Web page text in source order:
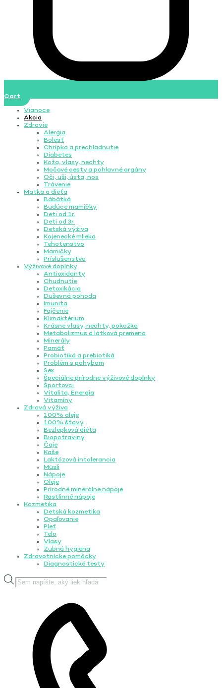
Cart
Vianoce
Akcia
Zdravie
Alergia
Bolesť
Chrípka a prechladnutie
Diabetes
Koža, vlasy, nechty
Močové cesty a pohlavné orgány
Oči, uši, ústa, nos
Trávenie
Matka a dieťa
Bábätká
Budúce mamičky
Deti od 1r.
Deti od 3r.
Detská výživa
Kojenecké mlieka
Tehotenstvo
Mamičky
Príslušenstvo
Výživové doplnky
Antioxidanty
Chudnutie
Detoxikácia
Duševná pohoda
Imunita
Fajčenie
Klimaktérium
Krásne vlasy, nechty, pokožka
Metabolizmus a látková premena
Minerály
Pamäť
Probiotiká a prebiotiká
Problém s pohybom
Sex
Špeciálne prírodne výživové doplnky
Športovci
Vitalita, Energia
Vitamíny
Zdravá výživa
100% oleje
100% šťavy
Bezlepková diéta
Biopotraviny
Čaje
Kaše
Laktózová intolerancia
Müsli
Nápoje
Oleje
Prírodné minerálne nápoje
Rastlinné nápoje
Kozmetika
Detská kozmetika
Opaľovanie
Pleť
Telo
Vlasy
Zubná hygiena
Zdravotnícke pomôcky
Diagnostické testy
Products
search